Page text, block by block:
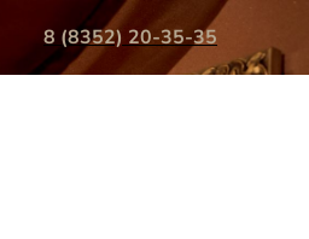
8 (8352) 20-35-35